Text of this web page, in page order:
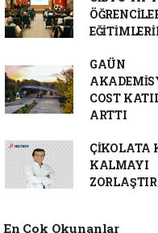
GAÜN
COST
ARTTI
ÇİKOLATA
KALMAYI
En Çok Okunanlar